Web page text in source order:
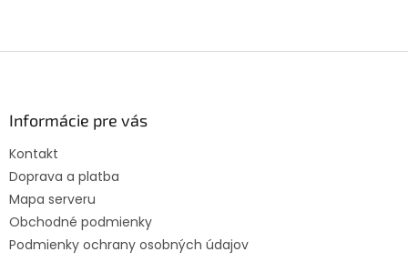
Informácie pre vás
Kontakt
Doprava a platba
Mapa serveru
Obchodné podmienky
Podmienky ochrany osobných údajov